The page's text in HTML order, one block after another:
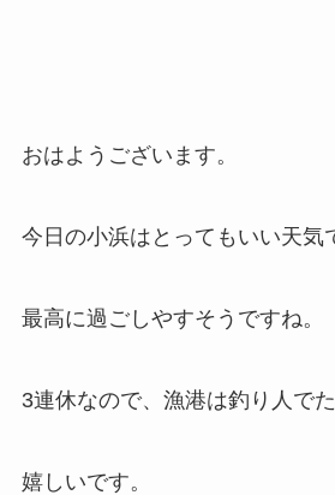
おはようございます。
今日の小浜はとってもいい天気
最高に過ごしやすそうですね。
3連休なので、漁港は釣り人でた
嬉しいです。